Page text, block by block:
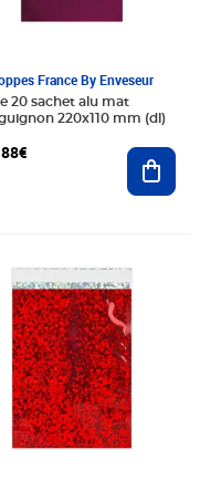
France By Enveseur
20 sachet alu mat
220x110 mm (dl)